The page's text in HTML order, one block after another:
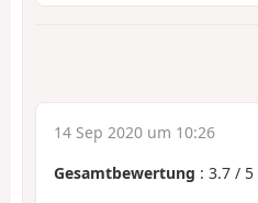
14 Sep 2020 um 10:26
Gesamtbewertung : 3.7 / 5